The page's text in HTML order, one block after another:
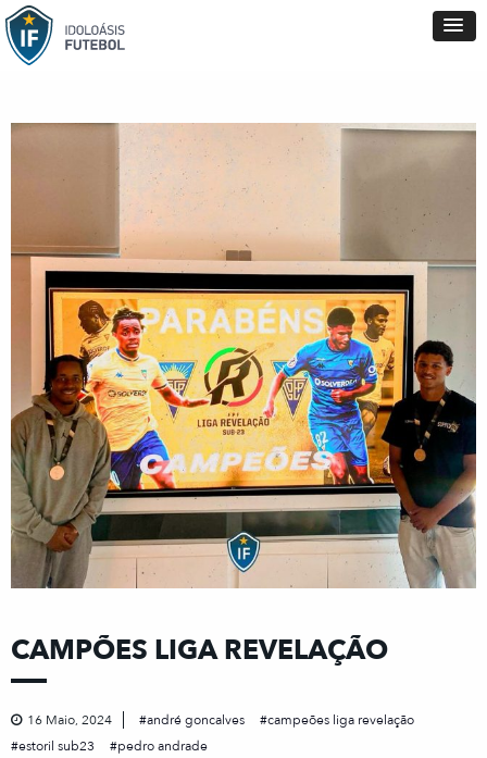
CAMPÕES LIGA REVELAÇÃO
16 Maio, 2024 andré goncalves
campeões liga revelação
estoril sub23
pedro andrade